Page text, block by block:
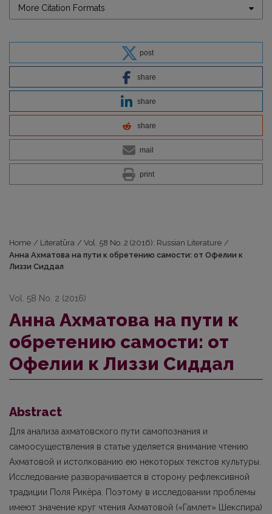
More Citation Formats
post
share
share
share
mail
print
Home / Literatūra / Vol. 58 No. 2 (2016): Russian Literature /
Анна Ахматова на пути к обретению самости: от Офелии к
Лиззи Сиддал
Vol. 58 No. 2 (2016)
Анна Ахматова на пути к
обретению самости: от
Офелии к Лиззи Сиддал
Abstract
Для анализа ахматовского пути самопознания и
самоосуществления в статье уделяется внимание чтению
Ахматовой и истолкованию ею некоторых текстов культуры.
Исследование разворачивается в сторону рефлексивной
традиции Поля Рикёра. Поэтому в исследовании проблемы
имеют значение круг чтения Ахматовой («Гамлет» Шекспира)